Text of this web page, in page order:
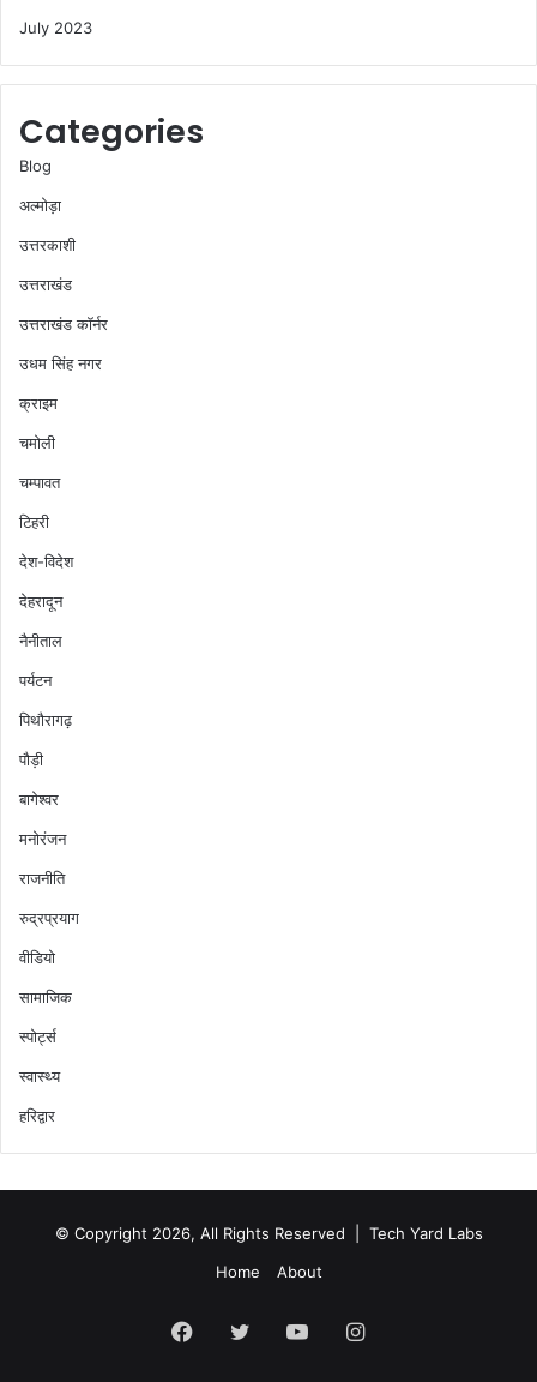
July 2023
Categories
Blog
अल्मोड़ा
उत्तरकाशी
उत्तराखंड
उत्तराखंड कॉर्नर
उधम सिंह नगर
क्राइम
चमोली
चम्पावत
टिहरी
देश-विदेश
देहरादून
नैनीताल
पर्यटन
पिथौरागढ़
पौड़ी
बागेश्वर
मनोरंजन
राजनीति
रुद्रप्रयाग
वीडियो
सामाजिक
स्पोर्ट्स
स्वास्थ्य
हरिद्वार
© Copyright 2026, All Rights Reserved | Tech Yard Labs
Home
About
Facebook
Twitter YouTubeInstagram